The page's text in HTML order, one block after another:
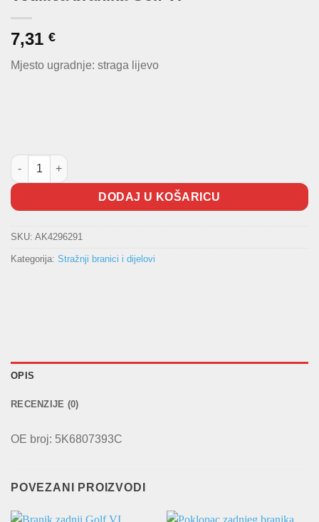
7,31 €
Mjesto ugradnje: straga lijevo
Vodilica branika Golf VI količina
DODAJ U KOŠARICU
SKU: AK4296291
Kategorija: Stražnji branici i dijelovi
OPIS
RECENZIJE (0)
OE broj: 5K6807393C
POVEZANI PROIZVODI